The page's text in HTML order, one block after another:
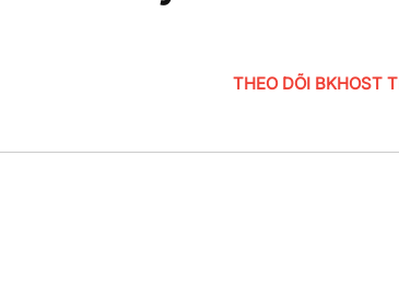
THEO DÕI BKHOST